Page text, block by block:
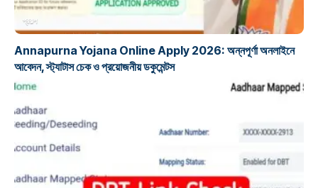
প্রকল্প
Annapurna Yojana Online Apply 2026: অন্নপূর্ণা অনলাইনে
আবেদন, স্ট্যাটাস চেক ও প্রয়োজনীয় ডকুমেন্টস